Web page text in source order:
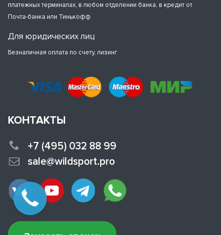
платежных терминалах, в любом отделении банка, в кредит от
Почта-банка или Тинькофф
Для юридических лиц
Безналичная оплата по счету, лизинг
КОНТАКТЫ
+7 (495) 032 88 99
sale@wildsport.pro